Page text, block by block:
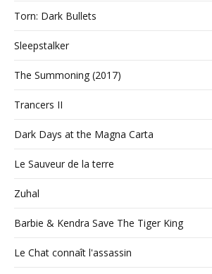
Torn: Dark Bullets
Sleepstalker
The Summoning (2017)
Trancers II
Dark Days at the Magna Carta
Le Sauveur de la terre
Zuhal
Barbie & Kendra Save The Tiger King
Le Chat connaît l'assassin